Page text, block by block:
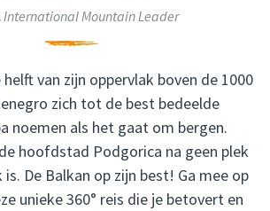
International Mountain Leader
van zijn oppervlak boven de 1000
zich tot de best bedeelde
noemen als het gaat om bergen.
hoofdstad Podgorica na geen plek
De Balkan op zijn best! Ga mee op
unieke 360° reis die je betovert en